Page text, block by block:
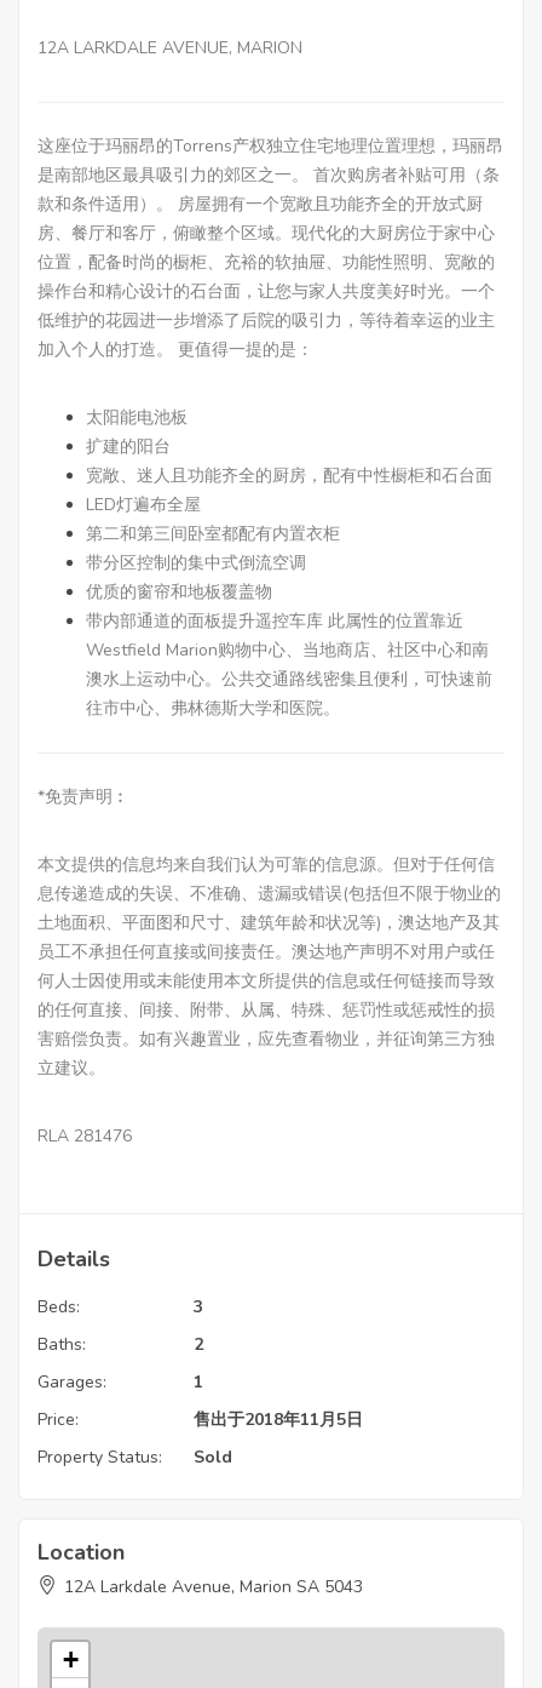
12A LARKDALE AVENUE, MARION
这座位于玛丽昂的Torrens产权独立住宅地理位置理想，玛丽昂
是南部地区最具吸引力的郊区之一。 首次购房者补贴可用（条
款和条件适用）。 房屋拥有一个宽敞且功能齐全的开放式厨
房、餐厅和客厅，俯瞰整个区域。现代化的大厨房位于家中心
位置，配备时尚的橱柜、充裕的软抽屉、功能性照明、宽敞的
操作台和精心设计的石台面，让您与家人共度美好时光。一个
低维护的花园进一步增添了后院的吸引力，等待着幸运的业主
加入个人的打造。 更值得一提的是：
太阳能电池板
扩建的阳台
宽敞、迷人且功能齐全的厨房，配有中性橱柜和石台面
LED灯遍布全屋
第二和第三间卧室都配有内置衣柜
带分区控制的集中式倒流空调
优质的窗帘和地板覆盖物
带内部通道的面板提升遥控车库 此属性的位置靠近
Westfield Marion购物中心、当地商店、社区中心和南
澳水上运动中心。公共交通路线密集且便利，可快速前
往市中心、弗林德斯大学和医院。
*免责声明︰
本文提供的信息均来自我们认为可靠的信息源。但对于任何信
息传递造成的失误、不准确、遗漏或错误(包括但不限于物业的
土地面积、平面图和尺寸、建筑年龄和状况等)，澳达地产及其
员工不承担任何直接或间接责任。澳达地产声明不对用户或任
何人士因使用或未能使用本文所提供的信息或任何链接而导致
的任何直接、间接、附带、从属、特殊、惩罚性或惩戒性的损
害赔偿负责。如有兴趣置业，应先查看物业，并征询第三方独
立建议。
RLA 281476
Details
Beds:
3
Baths:
2
Garages:
1
Price:
售出于2018年11月5日
Property Status:
Sold
Location
12A Larkdale Avenue, Marion SA 5043
+